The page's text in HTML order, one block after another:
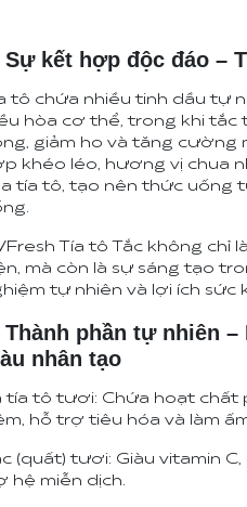
Sự kết hợp độc đáo –
tô chứa nhiều tinh dầu tự
hòa cơ thể, trong khi tắc
giảm ho và tăng cường
khéo léo, hương vị chua
tía tô, tạo nên thức uống
Tía tô Tắc không
mà còn là sự sáng tạo
tự nhiên và lợi ích
Thành phần tự nhiên
nhân tạo
tía tô tươi: Chứa hoạt chất
hỗ trợ tiêu hóa và làm
(quất) tươi: Giàu vitamin
hệ miễn dịch.